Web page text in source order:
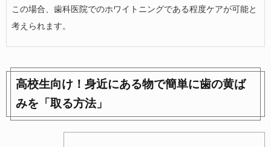
この場合、歯科医院でのホワイトニングである程度ケアが可能と
考えられます。
高校生向け！身近にある物で簡単に歯の黄ば
みを「取る方法」